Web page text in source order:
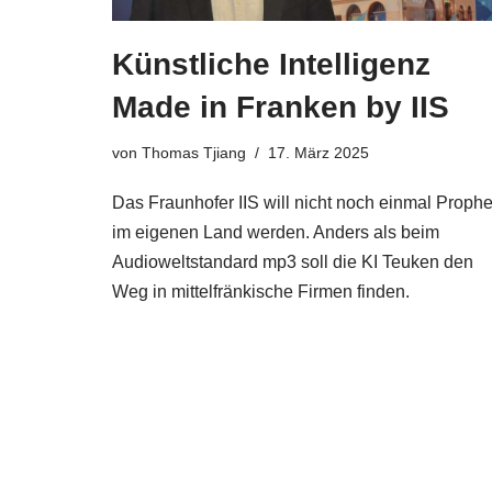
Künstliche Intelligenz
Made in Franken by IIS
von Thomas Tjiang 17. März 2025
Das Fraunhofer IIS will nicht noch einmal
im eigenen Land werden. Anders als beim
Audioweltstandard mp3 soll die KI Teuken den
Weg in mittelfränkische Firmen finden.